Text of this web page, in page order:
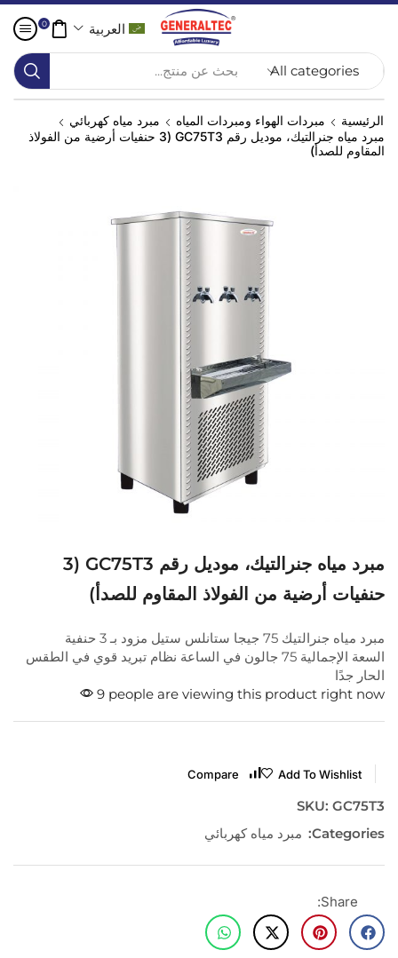
بحث عن منتج...
العربية 0
الرئيسية مبردات الهواء ومبردات المياه مبرد مياه كهربائي
مبرد مياه جنرالتيك، موديل رقم GC75T3 (3 حنفيات أرضية من الفولاذ
المقاوم للصدأ)
مبرد مياه جنرالتيك، موديل رقم GC75T3 (3
حنفيات أرضية من الفولاذ المقاوم للصدأ)
مبرد مياه جنرالتيك 75 جيجا ستانلس ستيل مزود بـ 3 حنفية
السعة الإجمالية 75 جالون في الساعة نظام تبريد قوي في الطقس
الحار جدًا
9 people are viewing this product right now
Add To Wishlist
Compare
SKU: GC75T3
Categories:
مبرد مياه كهربائي
Share: